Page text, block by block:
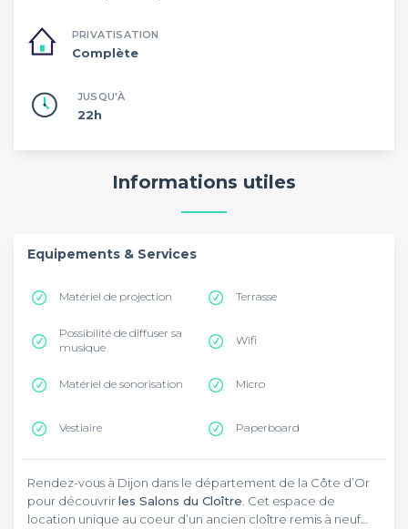
PRIVATISATION
Complète
JUSQU'À
22h
Informations utiles
Equipements & Services
Matériel de projection Terrasse
Possibilité de diffuser sa
musique
Wifi
Matériel de sonorisation Micro
Vestiaire Paperboard
Rendez-vous à Dijon dans le département de la Côte d’Or
pour découvrirles Salons du Cloître . Cet espace de
location unique au coeur d’un ancien cloître remis à neuf